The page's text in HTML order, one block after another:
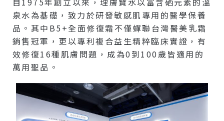
泉水為基礎，致力於研發敏感肌專用的醫學保養
品。其中B5+全面修復霜不僅蟬聯台灣醫美乳霜
銷售冠軍，更以專利複合益生精粹臨床實證，有
效修復16種肌膚問題，成為0到100歲皆適用的
萬用聖品。